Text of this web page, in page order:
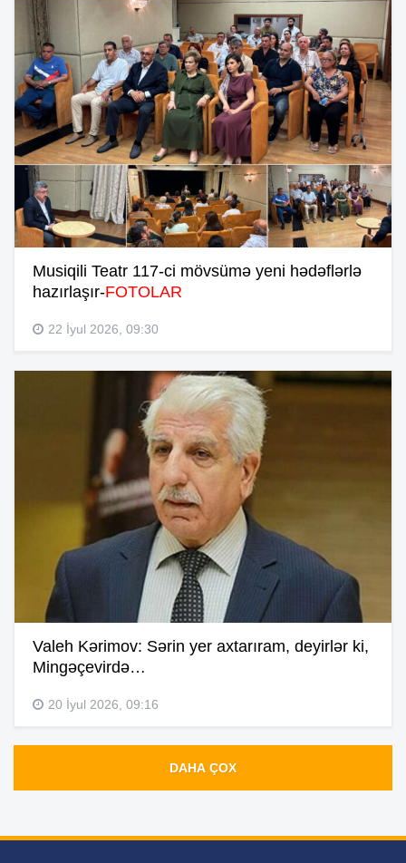
Musiqili Teatr 117-ci mövsümə yeni hədəflərlə
hazırlaşır-FOTOLAR
22 İyul 2026, 09:30
Valeh Kərimov: Sərin yer axtarıram, deyirlər ki,
Mingəçevirdə…
20 İyul 2026, 09:16
DAHA ÇOX